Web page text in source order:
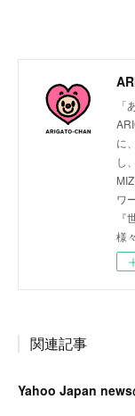
に
し
ワ
様
関連記事